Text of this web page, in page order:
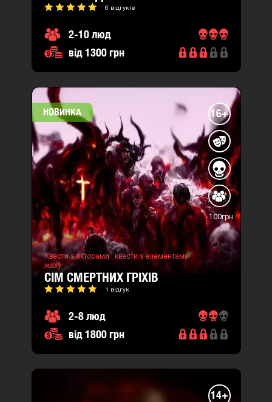
6 відгуків
2-10 люд
від 1300 грн
НОВИНКА 16+
-100грн
Квести з акторами , квести з елементами
жаху
СІМ СМЕРТНИХ ГРІХІВ
1 відгук
2-8 люд
від 1800 грн
14+